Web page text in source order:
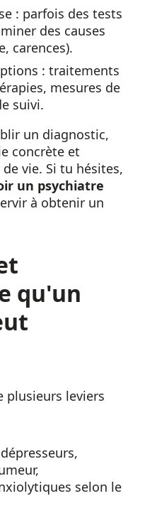
: parfois des tests
des causes
carences).
: traitements
mesures de
suivi.
un diagnostic,
concrète et
vie. Si tu hésites,
un psychiatre
à obtenir un
qu'un
plusieurs leviers
selon le